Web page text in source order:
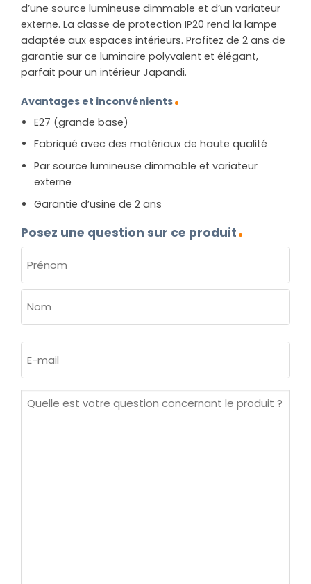
d’une source lumineuse dimmable et d’un variateur
externe. La classe de protection IP20 rend la lampe
adaptée aux espaces intérieurs. Profitez de 2 ans de
garantie sur ce luminaire polyvalent et élégant,
parfait pour un intérieur Japandi.
Avantages et inconvénients
E27 (grande base)
Fabriqué avec des matériaux de haute qualité
Par source lumineuse dimmable et variateur
externe
Garantie d’usine de 2 ans
Posez une question sur ce produit
(NÉCESSAIRE)
Prénom
mail
Quelle